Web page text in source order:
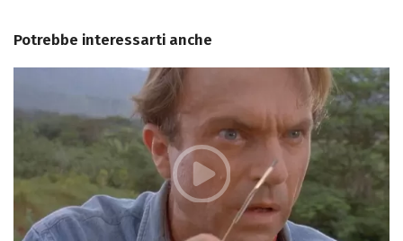
Potrebbe interessarti anche